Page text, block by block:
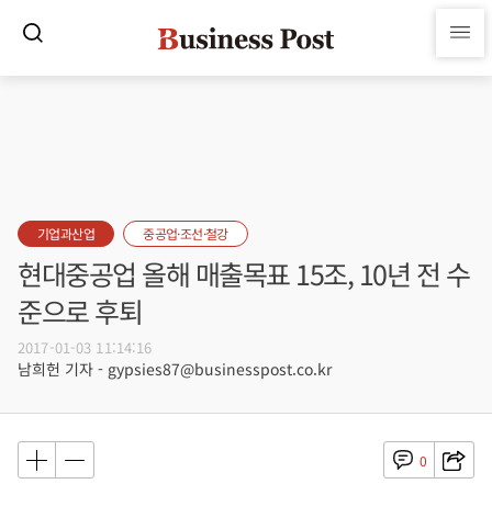
기업과산업 중공업·조선·철강
현대중공업 올해 매출목표 15조, 10년 전 수
준으로 후퇴
2017-01-03 11:14:16
남희헌 기자 - gypsies87@businesspost.co.kr
0